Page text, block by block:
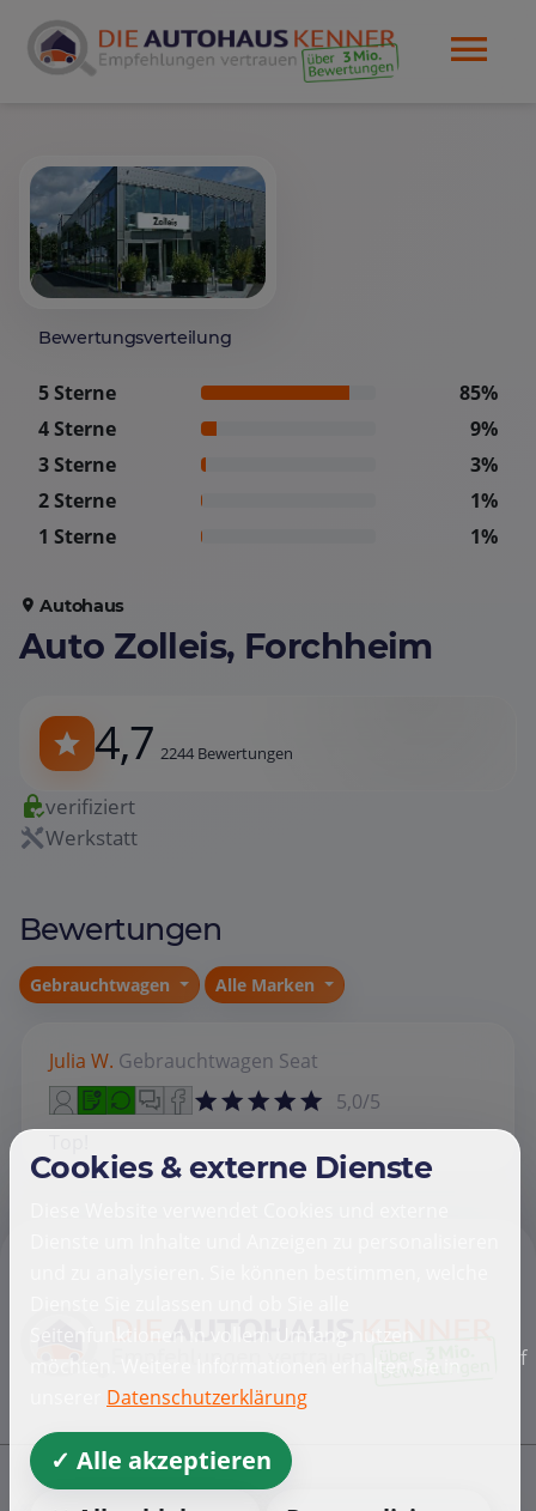
Bewertungsverteilung
5 Sterne
85%
4 Sterne
9%
3 Sterne
3%
2 Sterne
1%
1 Sterne
1%
Autohaus
Auto Zolleis, Forchheim
4,7 2244 Bewertungen
verifiziert
Werkstatt
Bewertungen
Gebrauchtwagen Alle Marken
Julia W. Gebrauchtwagen Seat
5,0/5
Cookies & externe Dienste
Seitenfunktionen in vollem Umfang nutzen
möchten. Weitere Informationen erhalten Sie in
Datenschutzerklärung
✓ Alle akzeptieren
f